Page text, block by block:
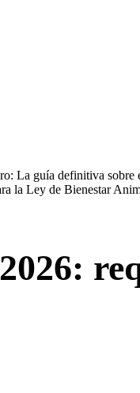
La guía definitiva sobre
la Ley de Bienestar